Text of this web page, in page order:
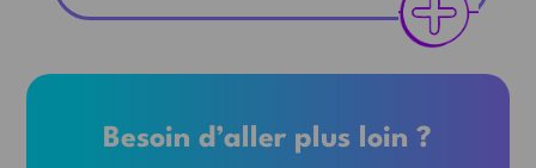
Besoin d’aller plus loin ?